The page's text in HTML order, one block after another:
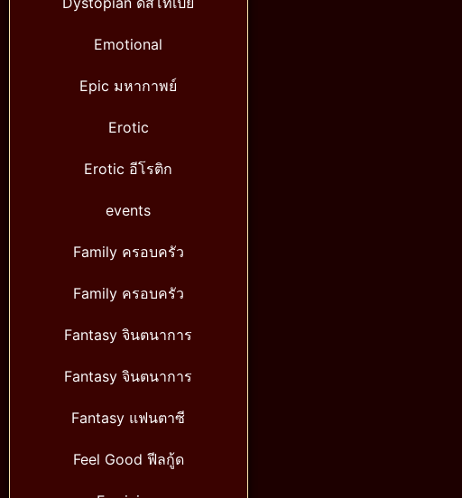
Emotional
Epic มหากาพย์
Erotic
Erotic อีโรติก
events
Family ครอบครัว
Family ครอบครัว
Fantasy จินตนาการ
Fantasy จินตนาการ
Fantasy แฟนตาซี
Feel Good ฟีลกู้ด